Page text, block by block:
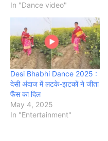
In "Dance video"
Desi Bhabhi Dance 2025 :
देसी अंदाज में लटके-झटकों ने जीता
फैंस का दिल
May 4, 2025
In "Entertainment"